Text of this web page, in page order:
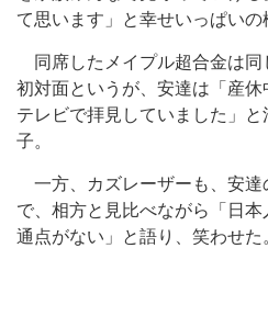
て思います」と幸せいっぱいの
同席したメイプル超合金は同
初対面というが、安達は「産
テレビで拝見していました」
子。
一方、カズレーザーも、安達
で、相方と見比べながら「日
通点がない」と語り、笑わせた